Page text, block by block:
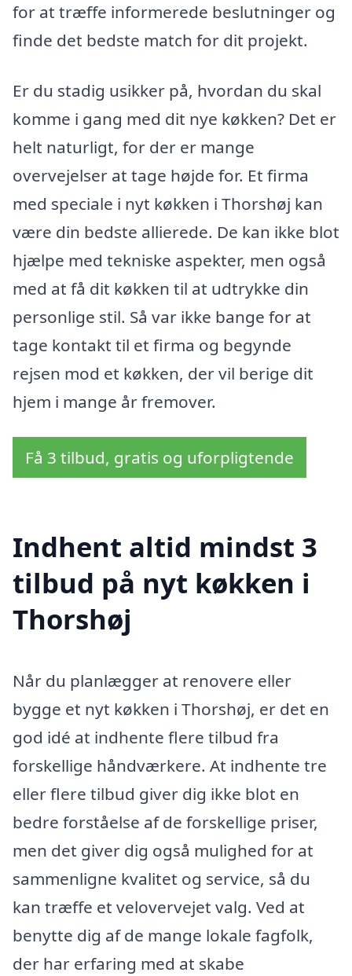
for at træffe informerede beslutninger og
finde det bedste match for dit projekt.
Er du stadig usikker på, hvordan du skal
komme i gang med dit nye køkken? Det er
helt naturligt, for der er mange
overvejelser at tage højde for. Et firma
med speciale i nyt køkken i Thorshøj kan
være din bedste allierede. De kan ikke blot
hjælpe med tekniske aspekter, men også
med at få dit køkken til at udtrykke din
personlige stil. Så var ikke bange for at
tage kontakt til et firma og begynde
rejsen mod et køkken, der vil berige dit
hjem i mange år fremover.
Få 3 tilbud, gratis og uforpligtende
Indhent altid mindst 3
tilbud på nyt køkken i
Thorshøj
Når du planlægger at renovere eller
bygge et nyt køkken i Thorshøj, er det en
god idé at indhente flere tilbud fra
forskellige håndværkere. At indhente tre
eller flere tilbud giver dig ikke blot en
bedre forståelse af de forskellige priser,
men det giver dig også mulighed for at
sammenligne kvalitet og service, så du
kan træffe et velovervejet valg. Ved at
benytte dig af de mange lokale fagfolk,
der har erfaring med at skabe